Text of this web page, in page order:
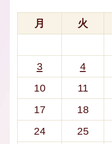
月 火
3 4
10
11
17
18
24
25